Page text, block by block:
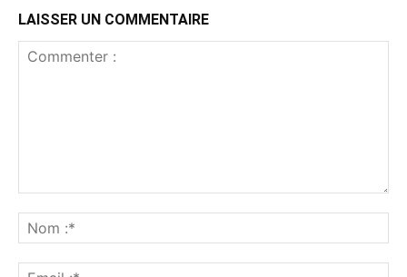
LAISSER UN COMMENTAIRE